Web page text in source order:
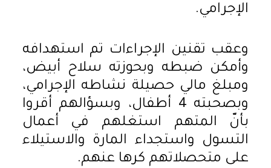
الإجرامي.
وعقب تقنين الإجراءات تم استهدافه
وأمكن ضبطه وبحوزته سلاح أبيض،
ومبلغ مالي حصيلة نشاطه الإجرامي،
وبصحبته 4 أطفال، وبسؤالهم أقروا
بأنّ المتهم استغلهم في أعمال
التسول واستجداء المارة والاستيلاء
على متحصلاتهم كرها عنهم.